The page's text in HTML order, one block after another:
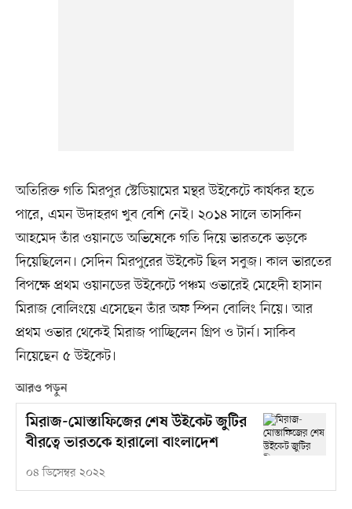
অতিরিক্ত গতি মিরপুর স্টেডিয়ামের মন্থর উইকেটে কার্যকর হতে
পারে, এমন উদাহরণ খুব বেশি নেই। ২০১৪ সালে তাসকিন
আহমেদ তাঁর ওয়ানডে অভিষেকে গতি দিয়ে ভারতকে ভড়কে
দিয়েছিলেন। সেদিন মিরপুরের উইকেট ছিল সবুজ। কাল ভারতের
বিপক্ষে প্রথম ওয়ানডের উইকেটে পঞ্চম ওভারেই মেহেদী হাসান
মিরাজ বোলিংয়ে এসেছেন তাঁর অফ স্পিন বোলিং নিয়ে। আর
প্রথম ওভার থেকেই মিরাজ পাচ্ছিলেন গ্রিপ ও টার্ন। সাকিব
নিয়েছেন ৫ উইকেট।
আরও পড়ুন
মিরাজ-মোস্তাফিজের শেষ উইকেট জুটির
বীরত্বে ভারতকে হারালো বাংলাদেশ
০৪ ডিসেম্বর ২০২২